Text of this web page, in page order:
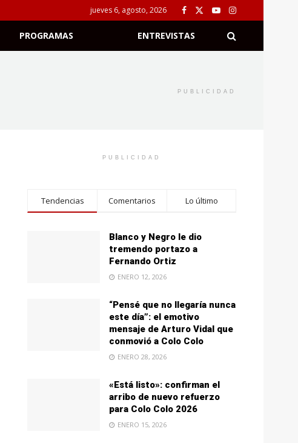
jueves 6, agosto, 2026
PROGRAMAS ENTREVISTAS
PUBLICIDAD
PUBLICIDAD
Tendencias Comentarios Lo último
Blanco y Negro le dio
tremendo portazo a
Fernando Ortiz
ENERO 12, 2026
“Pensé que no llegaría nunca
este día”: el emotivo
mensaje de Arturo Vidal que
conmovió a Colo Colo
ENERO 28, 2026
«Está listo»: confirman el
arribo de nuevo refuerzo
para Colo Colo 2026
ENERO 15, 2026